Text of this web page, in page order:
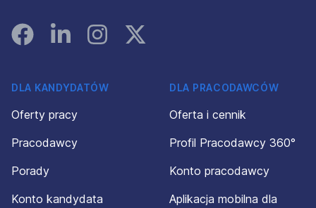
FacebookLinked InInstagramInstagram
DLA KANDYDATÓW
Oferty pracy
Pracodawcy
Porady
Konto kandydata
DLA PRACODAWCÓW
Oferta i cennik
Profil Pracodawcy 360°
Konto pracodawcy
Aplikacja mobilna dla